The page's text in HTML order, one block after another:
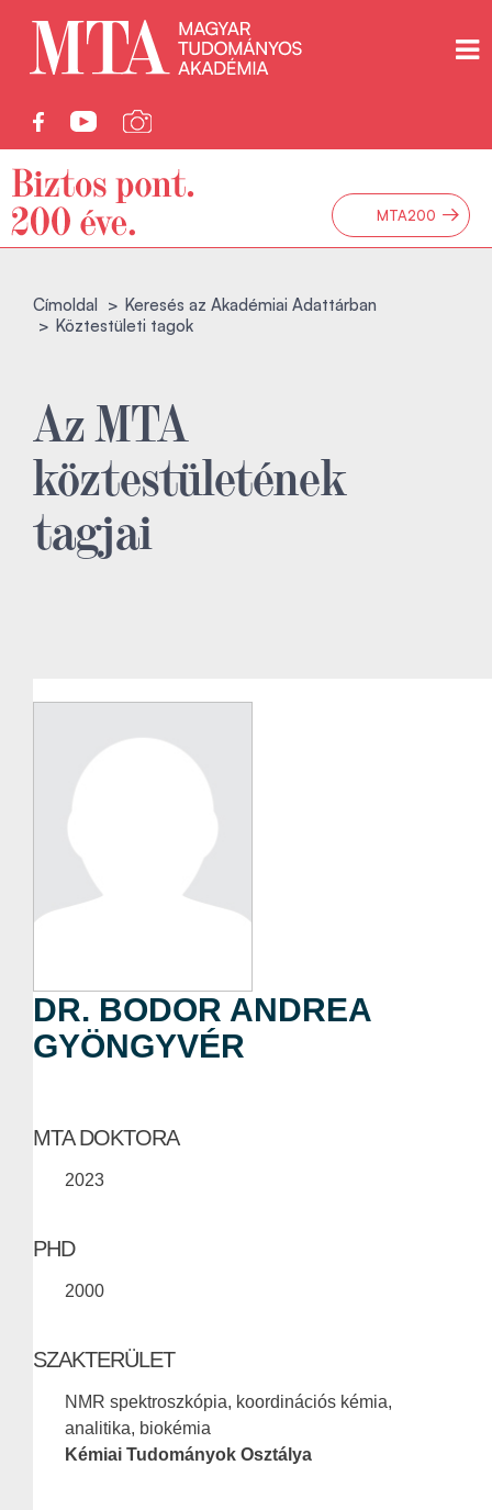
MTA200 →
Címoldal
Keresés az Akadémiai Adattárban
Köztestületi tagok
Az MTA
köztestületének
tagjai
DR. BODOR ANDREA
GYÖNGYVÉR
MTA DOKTORA
2023
PHD
2000
SZAKTERÜLET
NMR spektroszkópia, koordinációs kémia,
analitika, biokémia
Kémiai Tudományok Osztálya